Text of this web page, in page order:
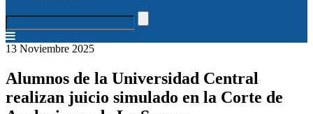
13 Noviembre 2025
Alumnos de la Universidad Central
realizan juicio simulado en la Corte de